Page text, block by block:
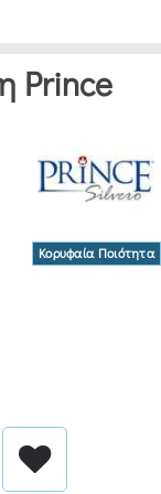
Prince
Κορυφαία Ποιότητα